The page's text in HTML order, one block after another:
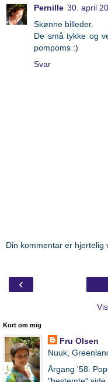
Pernille 30. april
Skønne billeder.
De små tykke og
pompoms :)
Svar
Din kommentar er hjertelig
‹
Kort om mig
Fru Olsen
Nuuk,
Årgang '58.